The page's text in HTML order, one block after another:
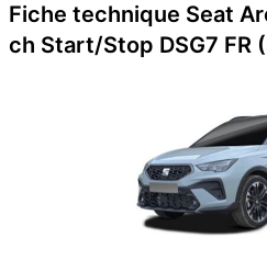
Fiche technique Seat
ch Start/Stop DSG7 FR